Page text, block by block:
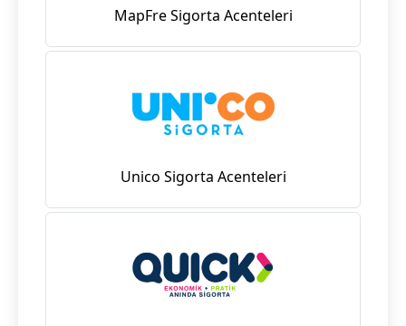
MapFre Sigorta Acenteleri
Unico Sigorta Acenteleri